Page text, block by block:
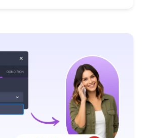
Mehr erfahren : Make Call